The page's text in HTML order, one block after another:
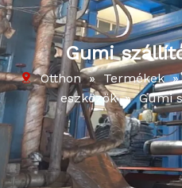
Gumi
Otthon » Termékek »
eszközök » Gumi